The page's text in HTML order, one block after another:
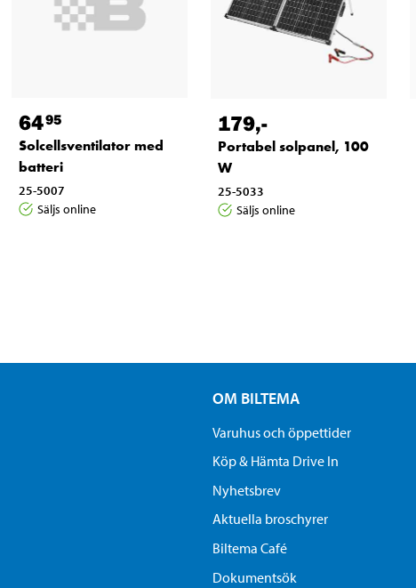
6495
Solcellsventilator med
batteri
25-5007
Säljs online
179,-
Portabel solpanel, 100
W
25-5033
Säljs online
OM BILTEMA
Varuhus och öppettider
Köp & Hämta Drive In
Nyhetsbrev
Aktuella broschyrer
Biltema Café
Dokumentsök